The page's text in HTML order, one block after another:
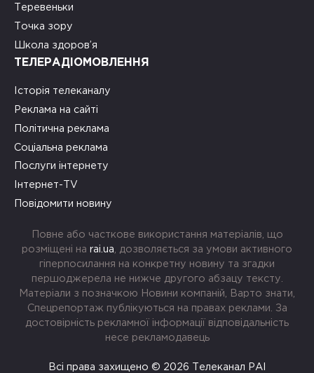
Теревеньки
Точка зору
Школа здоров’я
ТЕЛЕРАДІОМОВЛЕННЯ
Історія телеканалу
Реклама на сайті
Політична реклама
Соціальна реклама
Послуги інтернету
Інтернет-TV
Повідомити новину
Повне або часткове використання матеріалів, що
розміщені на rai.ua , дозволяється за умови активного
гіперпосилання на конкретну новину та згадки
першоджерела не нижче другого абзацу тексту.
Матеріали з позначкою Новини компаній, Варто знати,
Спецрепортаж публікуються на правах реклами. За
достовірність рекламної інформації відповідальність
несе рекламодавець
Всі права захищено © 2026 Телеканал РАІ